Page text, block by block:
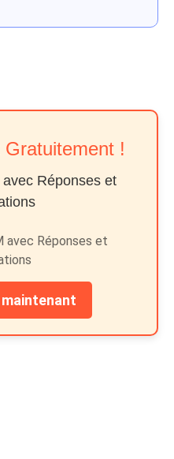
!
Réponses et